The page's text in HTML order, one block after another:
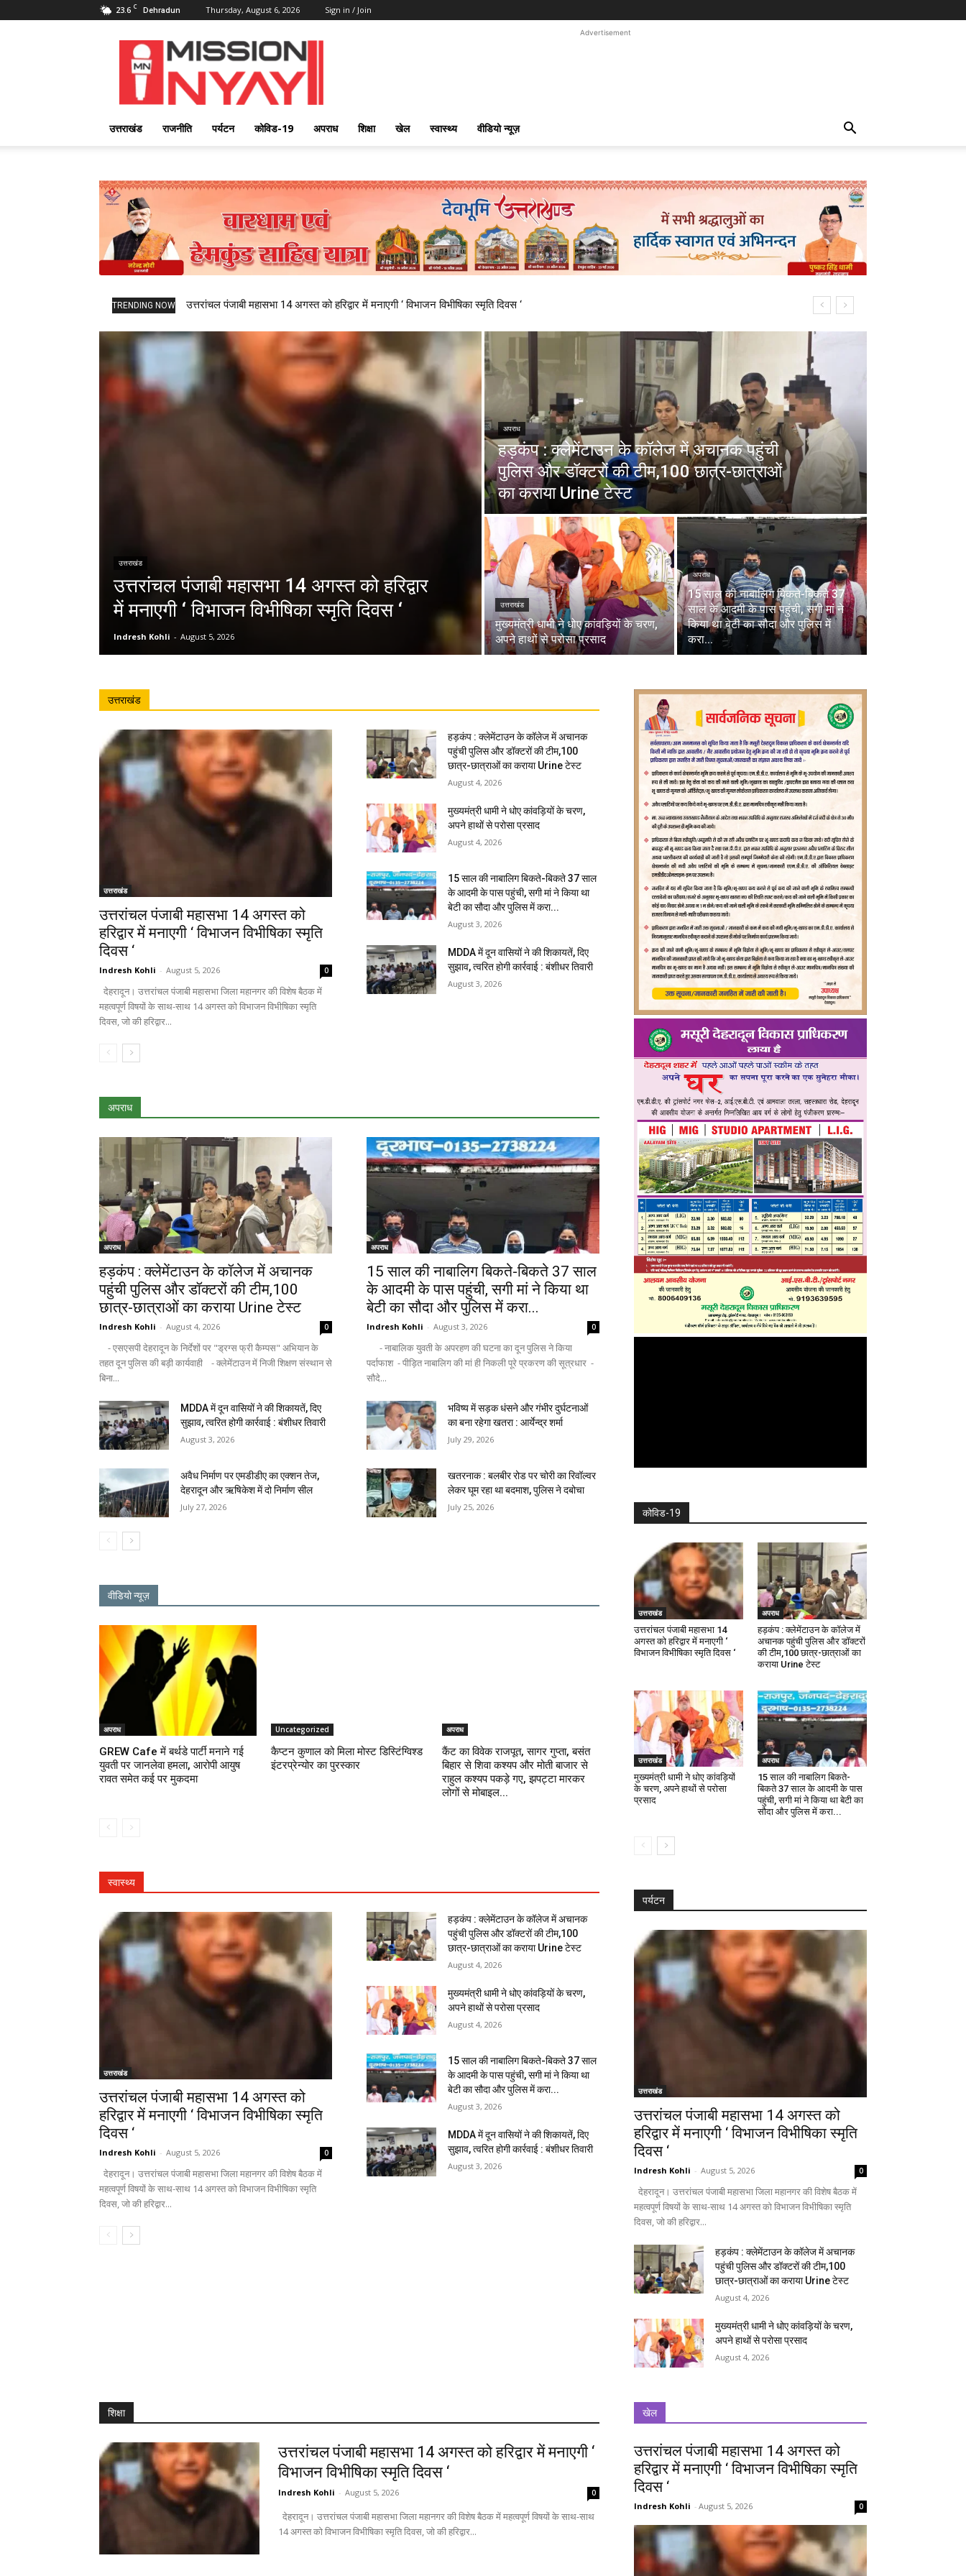
23.6 C Dehradun Thursday, August 6, 2026 Sign in / Join
Mission
Nyay
Advertisement
उत्तराखंड राजनीति पर्यटन कोविड-19 अपराध शिक्षा खेल स्वास्थ्य वीडियो न्यूज़
TRENDING NOW उत्तरांचल पंजाबी महासभा 14 अगस्त को हरिद्वार में मनाएगी ‘ विभाजन विभीषिका स्मृति दिवस ‘
उत्तराखंड
उत्तरांचल पंजाबी महासभा 14 अगस्त को हरिद्वार
में मनाएगी ‘ विभाजन विभीषिका स्मृति दिवस ‘
Indresh Kohli - August 5, 2026
अपराध
हड़कंप : क्लेमेंटाउन के कॉलेज में अचानक पहुंची
पुलिस और डॉक्टरों की टीम,100 छात्र-छात्राओं
का कराया Urine टेस्ट
उत्तराखंड
मुख्यमंत्री धामी ने धोए कांवड़ियों के चरण,
अपने हाथों से परोसा प्रसाद
अपराध
15 साल की नाबालिग बिकते-बिकते 37
साल के आदमी के पास पहुंची, सगी मां ने
किया था बेटी का सौदा और पुलिस में
करा...
उत्तराखंड
उत्तराखंड
उत्तरांचल पंजाबी महासभा 14 अगस्त को
हरिद्वार में मनाएगी ‘ विभाजन विभीषिका स्मृति
दिवस ‘
Indresh Kohli - August 5, 2026 0
देहरादून। उत्तरांचल पंजाबी महासभा जिला महानगर की विशेष बैठक में
महत्वपूर्ण विषयों के साथ-साथ 14 अगस्त को विभाजन विभीषिका स्मृति
दिवस, जो की हरिद्वार...
हड़कंप : क्लेमेंटाउन के कॉलेज में अचानक
पहुंची पुलिस और डॉक्टरों की टीम,100
छात्र-छात्राओं का कराया Urine टेस्ट
August 4, 2026
मुख्यमंत्री धामी ने धोए कांवड़ियों के चरण,
अपने हाथों से परोसा प्रसाद
August 4, 2026
15 साल की नाबालिग बिकते-बिकते 37 साल
के आदमी के पास पहुंची, सगी मां ने किया था
बेटी का सौदा और पुलिस में करा...
August 3, 2026
MDDA में दून वासियों ने की शिकायतें, दिए
सुझाव, त्वरित होगी कार्रवाई : बंशीधर तिवारी
August 3, 2026
अपराध
अपराध
हड़कंप : क्लेमेंटाउन के कॉलेज में अचानक
पहुंची पुलिस और डॉक्टरों की टीम,100
छात्र-छात्राओं का कराया Urine टेस्ट
Indresh Kohli - August 4, 2026 0
- एसएसपी देहरादून के निर्देशों पर "ड्रग्स फ्री कैम्पस" अभियान के
तहत दून पुलिस की बड़ी कार्यवाही - क्लेमेंटाउन में निजी शिक्षण संस्थान से
बिना...
अपराध
15 साल की नाबालिग बिकते-बिकते 37 साल
के आदमी के पास पहुंची, सगी मां ने किया था
बेटी का सौदा और पुलिस में करा...
Indresh Kohli - August 3, 2026 0
- नाबालिक युवती के अपरहण की घटना का दून पुलिस ने किया
पर्दाफाश - पीड़ित नाबालिग की मां ही निकली पूरे प्रकरण की सूत्रधार -
सौदे...
MDDA में दून वासियों ने की शिकायतें, दिए
सुझाव, त्वरित होगी कार्रवाई : बंशीधर तिवारी
August 3, 2026
भविष्य में सड़क धंसने और गंभीर दुर्घटनाओं
का बना रहेगा खतरा : आर्येन्द्र शर्मा
July 29, 2026
अवैध निर्माण पर एमडीडीए का एक्शन तेज,
देहरादून और ऋषिकेश में दो निर्माण सील
July 27, 2026
खतरनाक : बलबीर रोड पर चोरी का रिवॉल्वर
लेकर घूम रहा था बदमाश, पुलिस ने दबोचा
July 25, 2026
वीडियो न्यूज़
अपराध
GREW Cafe में बर्थडे पार्टी मनाने गई
युवती पर जानलेवा हमला, आरोपी आयुष
रावत समेत कई पर मुकदमा
Uncategorized
कैप्टन कुणाल को मिला मोस्ट डिस्टिंग्विश्ड
इंटरप्रेन्योर का पुरस्कार
अपराध
कैंट का विवेक राजपूत, सागर गुप्ता, बसंत
बिहार से शिवा कश्यप और मोती बाजार से
राहुल कश्यप पकड़े गए, झपट्टा मारकर
लोगों से मोबाइल...
स्वास्थ्य
उत्तराखंड
उत्तरांचल पंजाबी महासभा 14 अगस्त को
हरिद्वार में मनाएगी ‘ विभाजन विभीषिका स्मृति
दिवस ‘
Indresh Kohli - August 5, 2026 0
देहरादून। उत्तरांचल पंजाबी महासभा जिला महानगर की विशेष बैठक में
महत्वपूर्ण विषयों के साथ-साथ 14 अगस्त को विभाजन विभीषिका स्मृति
दिवस, जो की हरिद्वार...
हड़कंप : क्लेमेंटाउन के कॉलेज में अचानक
पहुंची पुलिस और डॉक्टरों की टीम,100
छात्र-छात्राओं का कराया Urine टेस्ट
August 4, 2026
मुख्यमंत्री धामी ने धोए कांवड़ियों के चरण,
अपने हाथों से परोसा प्रसाद
August 4, 2026
15 साल की नाबालिग बिकते-बिकते 37 साल
के आदमी के पास पहुंची, सगी मां ने किया था
बेटी का सौदा और पुलिस में करा...
August 3, 2026
MDDA में दून वासियों ने की शिकायतें, दिए
सुझाव, त्वरित होगी कार्रवाई : बंशीधर तिवारी
August 3, 2026
कोविड-19
उत्तराखंड
उत्तरांचल पंजाबी महासभा 14
अगस्त को हरिद्वार में मनाएगी ‘
विभाजन विभीषिका स्मृति दिवस ‘
अपराध
हड़कंप : क्लेमेंटाउन के कॉलेज में
अचानक पहुंची पुलिस और डॉक्टरों
की टीम,100 छात्र-छात्राओं का
कराया Urine टेस्ट
उत्तराखंड
मुख्यमंत्री धामी ने धोए कांवड़ियों
के चरण, अपने हाथों से परोसा
प्रसाद
अपराध
15 साल की नाबालिग बिकते-
बिकते 37 साल के आदमी के पास
पहुंची, सगी मां ने किया था बेटी का
सौदा और पुलिस में करा...
पर्यटन
उत्तराखंड
उत्तरांचल पंजाबी महासभा 14 अगस्त को
हरिद्वार में मनाएगी ‘ विभाजन विभीषिका स्मृति
दिवस ‘
Indresh Kohli - August 5, 2026 0
देहरादून। उत्तरांचल पंजाबी महासभा जिला महानगर की विशेष बैठक में
महत्वपूर्ण विषयों के साथ-साथ 14 अगस्त को विभाजन विभीषिका स्मृति
दिवस, जो की हरिद्वार...
हड़कंप : क्लेमेंटाउन के कॉलेज में अचानक
पहुंची पुलिस और डॉक्टरों की टीम,100
छात्र-छात्राओं का कराया Urine टेस्ट
August 4, 2026
मुख्यमंत्री धामी ने धोए कांवड़ियों के चरण,
अपने हाथों से परोसा प्रसाद
August 4, 2026
शिक्षा
उत्तरांचल पंजाबी महासभा 14 अगस्त को हरिद्वार में मनाएगी ‘
विभाजन विभीषिका स्मृति दिवस ‘
Indresh Kohli - August 5, 2026 0
14 अगस्त को विभाजन विभीषिका स्मृति दिवस, जो की हरिद्वार...
खेल
उत्तरांचल पंजाबी महासभा 14 अगस्त को
हरिद्वार में मनाएगी ‘ विभाजन विभीषिका स्मृति
दिवस ‘
Indresh Kohli - August 5, 2026 0